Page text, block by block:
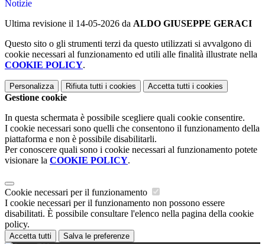
Notizie
Ultima revisione il 14-05-2026 da ALDO GIUSEPPE GERACI
Questo sito o gli strumenti terzi da questo utilizzati si avvalgono di
cookie necessari al funzionamento ed utili alle finalità illustrate nella
COOKIE POLICY.
Personalizza Rifiuta tutti i cookies Accetta tutti i cookies
Gestione cookie
In questa schermata è possibile scegliere quali cookie consentire.
I cookie necessari sono quelli che consentono il funzionamento della
piattaforma e non è possibile disabilitarli.
Per conoscere quali sono i cookie necessari al funzionamento potete
visionare la COOKIE POLICY.
Cookie necessari per il funzionamento
I cookie necessari per il funzionamento non possono essere
disabilitati. È possibile consultare l'elenco nella pagina della cookie
policy.
Accetta tutti Salva le preferenze